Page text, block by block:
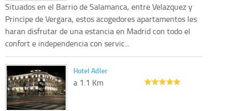
Situados en el Barrio de Salamanca, entre Velazquez y
Principe de Vergara, estos acogedores apartamentos les
haran disfrutar de una estancia en Madrid con todo el
confort e independencia con servic...
Hotel Adler
a 1.1 Km